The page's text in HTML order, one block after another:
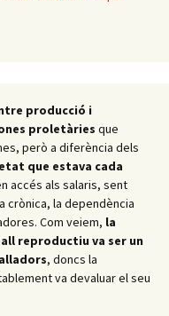
producció i
proletàries que
però a diferència dels
que estava cada
accés als salaris, sent
crònica, la dependència
Com veiem, la
reproductiu va ser un
, doncs la
va devaluar el seu